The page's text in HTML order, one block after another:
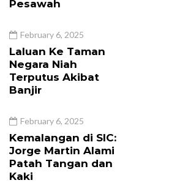
Pesawah
February 6, 2025
Laluan Ke Taman
Negara Niah
Terputus Akibat
Banjir
February 6, 2025
Kemalangan di SIC:
Jorge Martin Alami
Patah Tangan dan
Kaki